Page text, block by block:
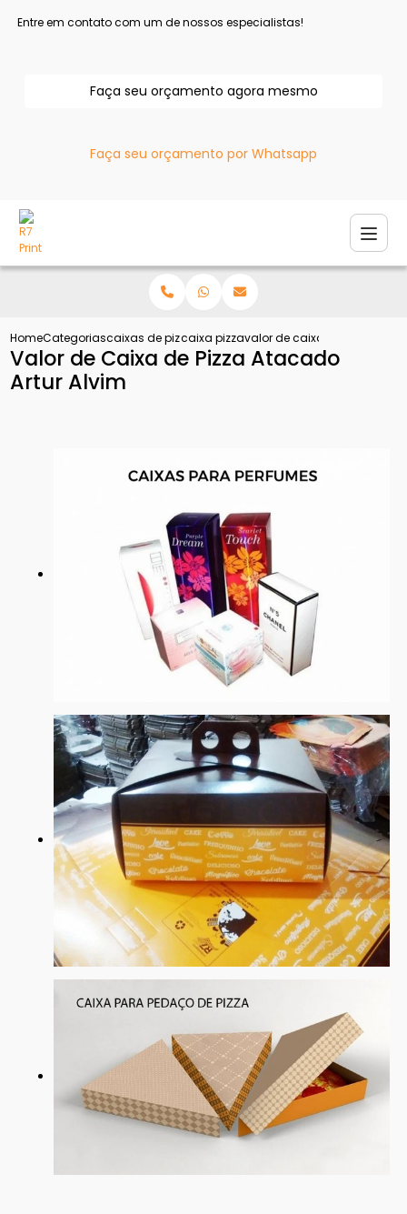
Entre em contato com um de nossos especialistas!
Faça seu orçamento agora mesmo
Faça seu orçamento por Whatsapp
HomeCategoriascaixas de pizzacaixa pizzavalor de caixa de pizza
Valor de Caixa de Pizza Atacado
Artur Alvim